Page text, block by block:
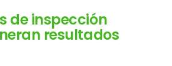
de inspección
resultados